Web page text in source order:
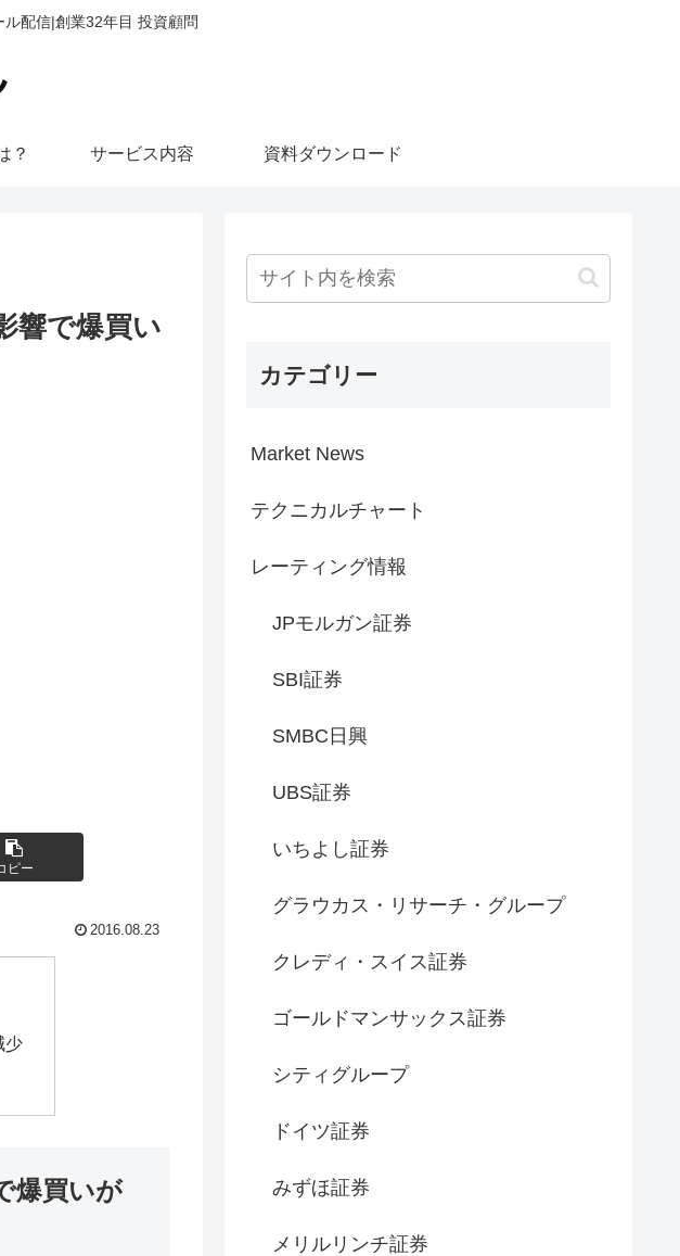
配信|創業32年目 投資顧問
？ サービス内容 資料ダウンロード
響で爆買い
ピー
2016.08.23
少
爆買いが
カテゴリー
Market News
テクニカルチャート
レーティング情報
JPモルガン証券
SBI証券
SMBC日興
UBS証券
いちよし証券
グラウカス・リサーチ・グループ
クレディ・スイス証券
ゴールドマンサックス証券
シティグループ
ドイツ証券
みずほ証券
メリルリンチ証券